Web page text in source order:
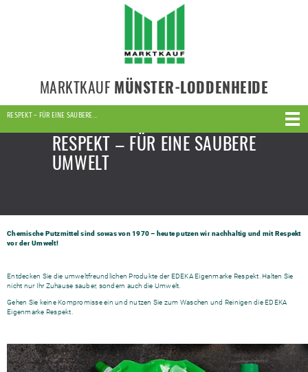
MARKTKAUF MÜNSTER-LODDENHEIDE
RESPEKT – FÜR EINE SAUBERE…
RESPEKT – FÜR EINE SAUBERE
UMWELT
Chemische Putzmittel sind sowas von 1970 – heute putzen wir nachhaltig und mit Respekt
vor der Umwelt!
Entdecken Sie die umweltfreundlichen Produkte der EDEKA Eigenmarke Respekt. Halten Sie
nicht nur Ihr Zuhause sauber, sondern auch die Umwelt.
Gehen Sie keine Kompromisse ein und nutzen Sie zum Waschen und Reinigen die EDEKA
Eigenmarke Respekt.